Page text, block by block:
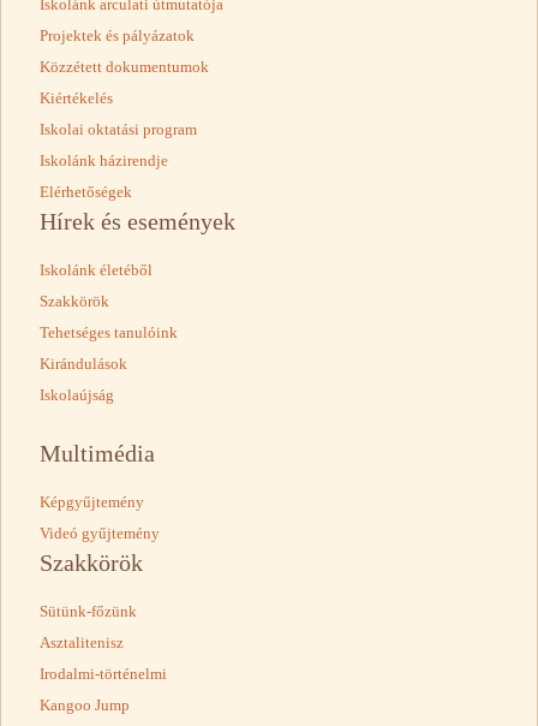
Iskolánk arculati útmutatója
Projektek és pályázatok
Közzétett dokumentumok
Kiértékelés
Iskolai oktatási program
Iskolánk házirendje
Elérhetőségek
Hírek és események
Iskolánk életéből
Szakkörök
Tehetséges tanulóink
Kirándulások
Iskolaújság
Multimédia
Képgyűjtemény
Videó gyűjtemény
Szakkörök
Sütünk-főzünk
Asztalitenisz
Irodalmi-történelmi
Kangoo Jump